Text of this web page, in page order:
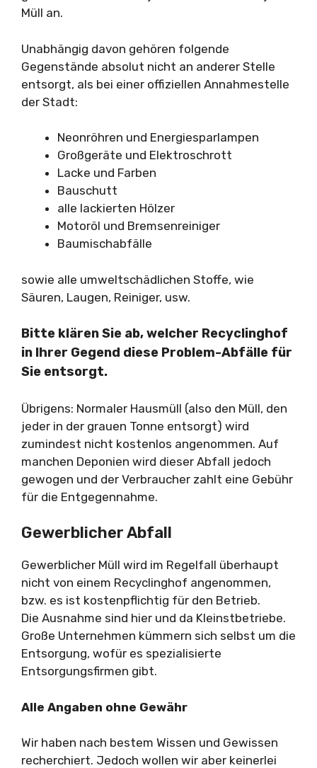
Müll an.
Unabhängig davon gehören folgende
Gegenstände absolut nicht an anderer Stelle
entsorgt, als bei einer offiziellen Annahmestelle
der Stadt:
Neonröhren und Energiesparlampen
Großgeräte und Elektroschrott
Lacke und Farben
Bauschutt
alle lackierten Hölzer
Motoröl und Bremsenreiniger
Baumischabfälle
sowie alle umweltschädlichen Stoffe, wie
Säuren, Laugen, Reiniger, usw.
Bitte klären Sie ab, welcher Recyclinghof
in Ihrer Gegend diese Problem-Abfälle für
Sie entsorgt.
Übrigens: Normaler Hausmüll (also den Müll, den
jeder in der grauen Tonne entsorgt) wird
zumindest nicht kostenlos angenommen. Auf
manchen Deponien wird dieser Abfall jedoch
gewogen und der Verbraucher zahlt eine Gebühr
für die Entgegennahme.
Gewerblicher Abfall
Gewerblicher Müll wird im Regelfall überhaupt
nicht von einem Recyclinghof angenommen,
bzw. es ist kostenpflichtig für den Betrieb.
Die Ausnahme sind hier und da Kleinstbetriebe.
Große Unternehmen kümmern sich selbst um die
Entsorgung, wofür es spezialisierte
Entsorgungsfirmen gibt.
Alle Angaben ohne Gewähr
Wir haben nach bestem Wissen und Gewissen
recherchiert. Jedoch wollen wir aber keinerlei